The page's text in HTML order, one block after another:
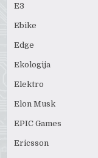
E3
Ebike
Edge
Ekologija
Elektro
Elon Musk
EPIC Games
Ericsson